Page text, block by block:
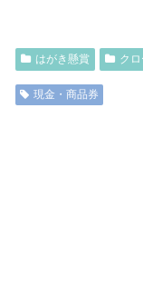
はがき懸賞 ク
現金・商品券